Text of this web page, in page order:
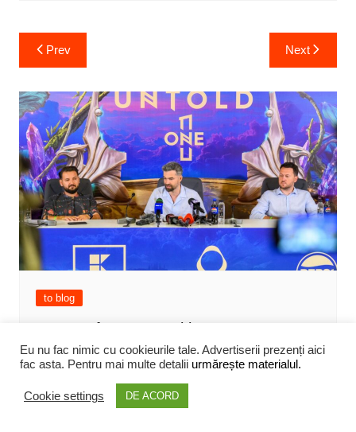
Post
navigation
Prev Next
to blog
Cum se face accesul la UNTOLD 2026
și care sunt măsurile de securitate
August 5, 2026
Eu nu fac nimic cu cookieurile tale. Advertiserii prezenți aici
fac asta. Pentru mai multe detalii urmărește materialul.
Cookie settings DE ACORD